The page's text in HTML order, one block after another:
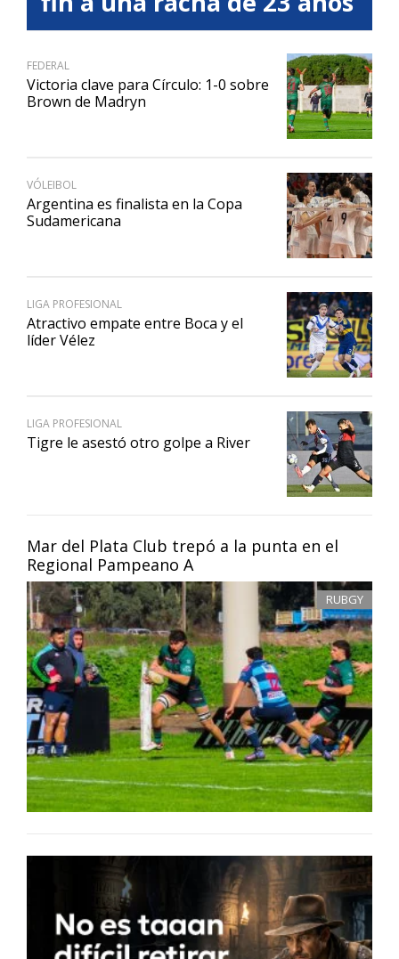
Mar del Plata Club trepó a la punta en el
Regional Pampeano A
RUBGY
FEDERAL
Victoria clave para Círculo: 1-0 sobre
Brown de Madryn
VÓLEIBOL
Argentina es finalista en la Copa
Sudamericana
LIGA PROFESIONAL
Atractivo empate entre Boca y el
líder Vélez
LIGA PROFESIONAL
Tigre le asestó otro golpe a River